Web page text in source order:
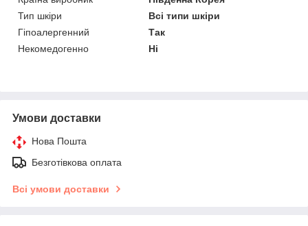
Тип шкіри
Всі типи шкіри
Гіпоалергенний
Так
Некомедогенно
Ні
Умови доставки
Нова Пошта
Безготівкова оплата
Всі умови доставки